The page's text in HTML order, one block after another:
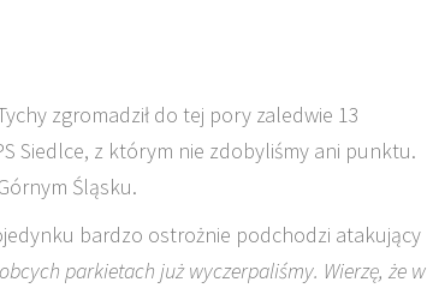
zgromadził do tej pory zaledwie 13
Siedlce, z którym nie zdobyliśmy ani punktu.
Śląsku.
bardzo ostrożnie podchodzi atakujący
parkietach już wyczerpaliśmy. Wierzę, że w